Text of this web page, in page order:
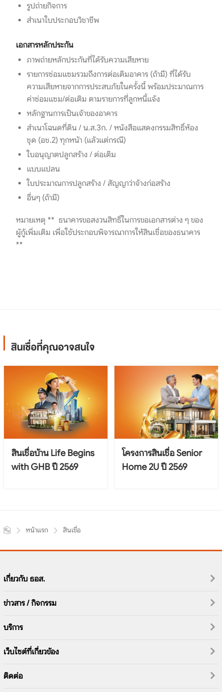
รูปถ่ายกิจการ
สำเนาใบประกอบวิชาชีพ
เอกสารหลักประกัน
ภาพถ่ายหลักประกันที่ได้รับความเสียหาย
รายการซ่อมแซมรวมถึงการต่อเติมอาคาร (ถ้ามี) ที่ได้รับ
ความเสียหายจากการประสบภัยในครั้งนี้ พร้อมประมาณการ
ค่าซ่อมแซม/ต่อเติม ตามรายการที่ลูกหนี้แจ้ง
หลักฐานการเป็นเจ้าของอาคาร
สำเนาโฉนดที่ดิน / น.ส.3ก. / หนังสือแสดงกรรมสิทธิ์ห้อง
ชุด (อช.2) ทุกหน้า (แล้วแต่กรณี)
ใบอนุญาตปลูกสร้าง / ต่อเติม
แบบแปลน
ใบประมาณการปลูกสร้าง / สัญญาว่าจ้างก่อสร้าง
อื่นๆ (ถ้ามี)
หมายเหตุ ** ธนาคารขอสงวนสิทธิ์ในการขอเอกสารต่าง ๆ ของ
ผู้กู้เพิ่มเติม เพื่อใช้ประกอบพิจารณาการให้สินเชื่อของธนาคาร
**
สินเชื่อที่คุณอาจสนใจ
สินเชื่อบ้าน Life Begins
with GHB ปี 2569
โครงการสินเชื่อ Senior
Home 2U ปี 2569
หน้าแรก สินเชื่อ
เกี่ยวกับ ธอส.
ข่าวสาร / กิจกรรม
บริการ
เว็บไซต์ที่เกี่ยวข้อง
ติดต่อ